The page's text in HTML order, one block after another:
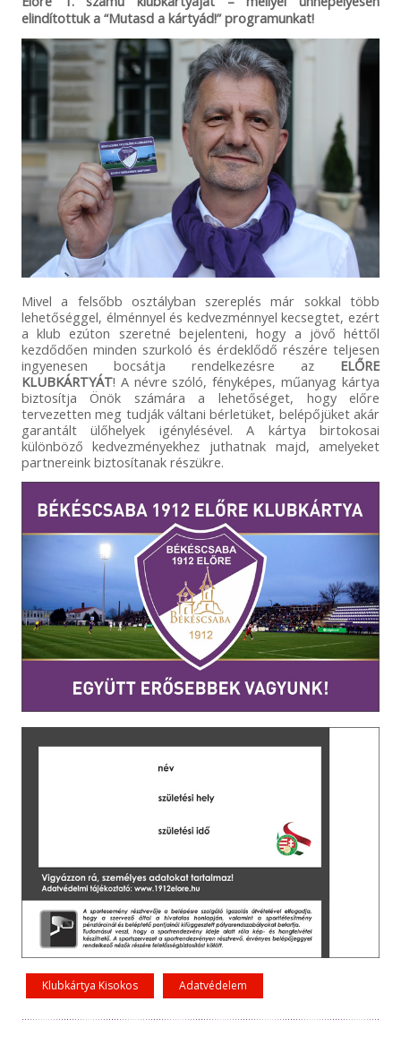
elindítottuk a “Mutasd a kártyád!” programunkat!
Mivel a felsőbb osztályban szereplés már sokkal több
lehetőséggel, élménnyel és kedvezménnyel kecsegtet, ezért
a klub ezúton szeretné bejelenteni, hogy a jövő héttől
kezdődően minden szurkoló és érdeklődő részére teljesen
ingyenesen bocsátja rendelkezésre az ELŐRE
KLUBKÁRTYÁT! A névre szóló, fényképes, műanyag kártya
biztosítja Önök számára a lehetőséget, hogy előre
tervezetten meg tudják váltani bérletüket, belépőjüket akár
garantált ülőhelyek igénylésével. A kártya birtokosai
különböző kedvezményekhez juthatnak majd, amelyeket
partnereink biztosítanak részükre.
Klubkártya Kisokos Adatvédelem